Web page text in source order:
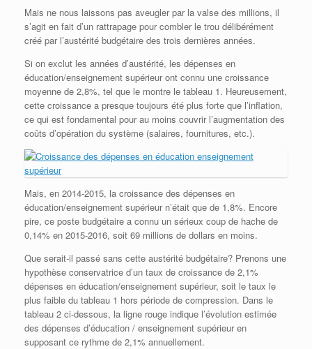
Mais ne nous laissons pas aveugler par la valse des millions, il
s’agit en fait d’un rattrapage pour combler le trou délibérément
créé par l’austérité budgétaire des trois dernières années.
Si on exclut les années d’austérité, les dépenses en
éducation/enseignement supérieur ont connu une croissance
moyenne de 2,8%, tel que le montre le tableau 1. Heureusement,
cette croissance a presque toujours été plus forte que l’inflation,
ce qui est fondamental pour au moins couvrir l’augmentation des
coûts d’opération du système (salaires, fournitures, etc.).
Mais, en 2014-2015, la croissance des dépenses en
éducation/enseignement supérieur n’était que de 1,8%. Encore
pire, ce poste budgétaire a connu un sérieux coup de hache de
0,14% en 2015-2016, soit 69 millions de dollars en moins.
Que serait-il passé sans cette austérité budgétaire? Prenons une
hypothèse conservatrice d’un taux de croissance de 2,1%
dépenses en éducation/enseignement supérieur, soit le taux le
plus faible du tableau 1 hors période de compression. Dans le
tableau 2 ci-dessous, la ligne rouge indique l’évolution estimée
des dépenses d’éducation / enseignement supérieur en
supposant ce rythme de 2,1% annuellement.